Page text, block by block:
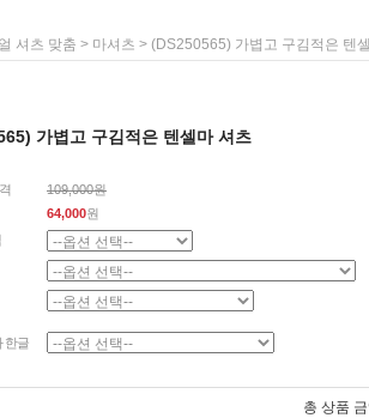
셔츠 맞춤 > 마셔츠 > (DS250565) 가볍고 구김적은 텐
가볍고 구김적은 텐셀마 셔츠
109,000원
64,000원
한글
총 상품